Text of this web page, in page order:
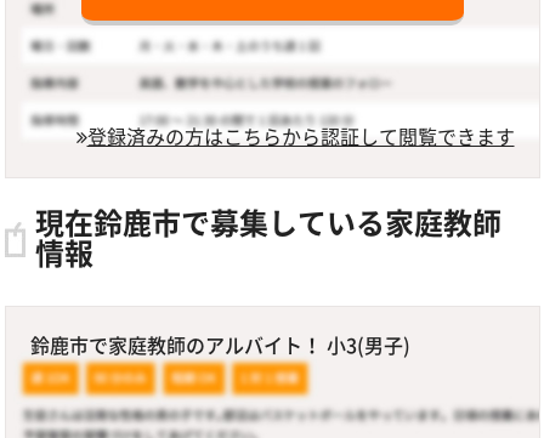
登録済みの方はこちらから認証して閲覧できます
現在鈴鹿市で募集している家庭教師
情報
鈴鹿市で家庭教師のアルバイト！ 小3(男子)